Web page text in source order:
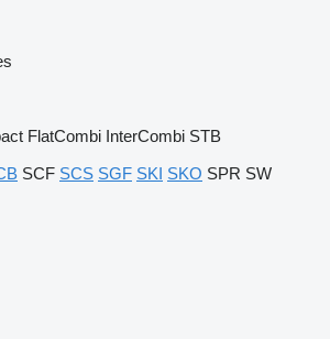
FlatCombi InterCombi STB
SCF SCS SGF SKI SKO SPR SW